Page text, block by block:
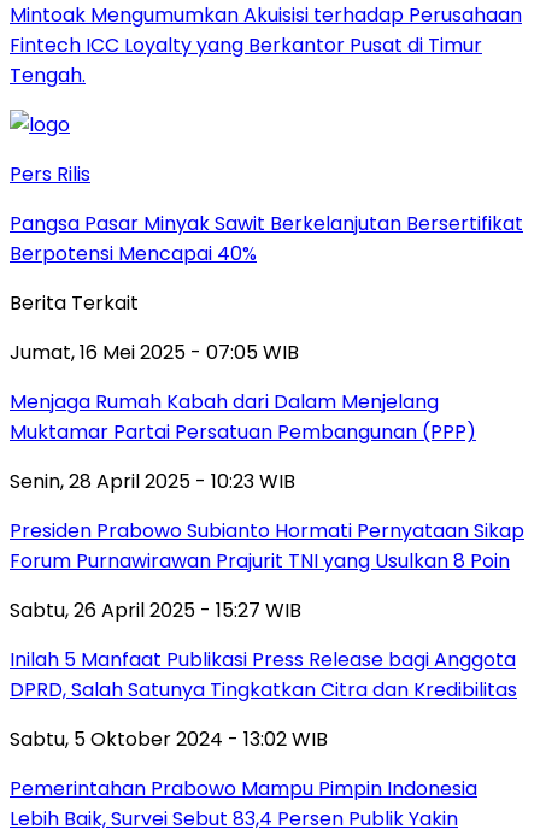
Mintoak Mengumumkan Akuisisi terhadap Perusahaan
Fintech ICC Loyalty yang Berkantor Pusat di Timur
Tengah.
Pers Rilis
Pangsa Pasar Minyak Sawit Berkelanjutan Bersertifikat
Berpotensi Mencapai 40%
Berita Terkait
Jumat, 16 Mei 2025 - 07:05 WIB
Menjaga Rumah Kabah dari Dalam Menjelang
Muktamar Partai Persatuan Pembangunan (PPP)
Senin, 28 April 2025 - 10:23 WIB
Presiden Prabowo Subianto Hormati Pernyataan Sikap
Forum Purnawirawan Prajurit TNI yang Usulkan 8 Poin
Sabtu, 26 April 2025 - 15:27 WIB
Inilah 5 Manfaat Publikasi Press Release bagi Anggota
DPRD, Salah Satunya Tingkatkan Citra dan Kredibilitas
Sabtu, 5 Oktober 2024 - 13:02 WIB
Pemerintahan Prabowo Mampu Pimpin Indonesia
Lebih Baik, Survei Sebut 83,4 Persen Publik Yakin